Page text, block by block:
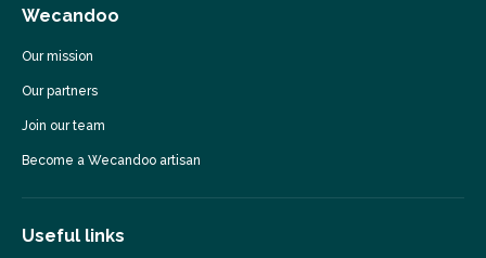
Wecandoo
Our mission
Our partners
Join our team
Become a Wecandoo artisan
Useful links